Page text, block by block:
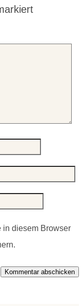
in diesem Browser
Kommentar abschicken